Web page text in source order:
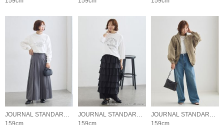
JOURNAL STANDARD L'ESSAGE
159cm
JOURNAL STANDARD L'ESSAGE
159cm
JOURNAL STANDARD L'ESSAGE
159cm